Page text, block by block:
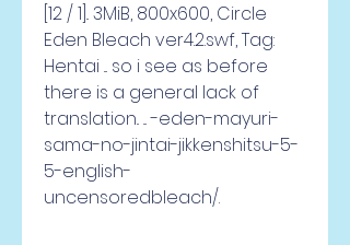
[12 / 1].. 3MiB, 800x600, Circle
Eden Bleach ver4.2.swf, Tag:
Hentai ... so i see as before
there is a general lack of
translation.. ... -eden-mayuri-
sama-no-jintai-jikkenshitsu-5-
5-english-
uncensoredbleach/.